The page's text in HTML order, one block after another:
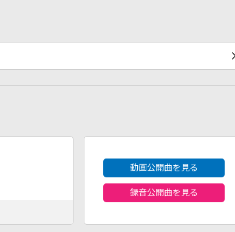
動画公開曲を見る
録音公開曲を見る